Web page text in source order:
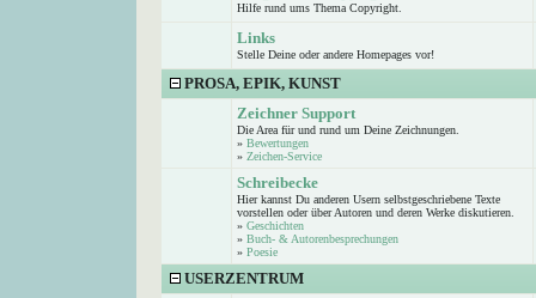
Hilfe rund ums Thema Copyright.
Links
Stelle Deine oder andere Homepages vor!
PROSA, EPIK, KUNST
Zeichner Support
Die Area für und rund um Deine Zeichnungen.
» Bewertungen
» Zeichen-Service
Schreibecke
Hier kannst Du anderen Usern selbstgeschriebene Texte
vorstellen oder über Autoren und deren Werke diskutieren.
» Geschichten
» Buch- & Autorenbesprechungen
» Poesie
USERZENTRUM